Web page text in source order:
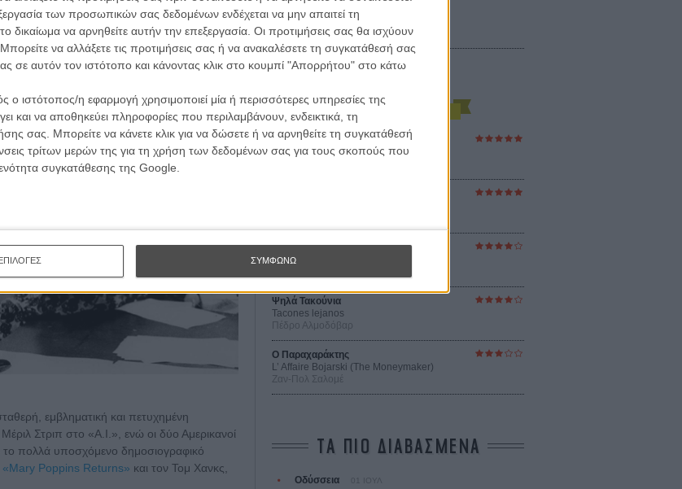
των προσωπικών σας δεδομένων ενδέχεται να μην απαιτεί τη
δικαίωμα να αρνηθείτε αυτήν την επεξεργασία. Οι προτιμήσεις σας θα ισχύουν
να αλλάξετε τις προτιμήσεις σας ή να ανακαλέσετε τη συγκατάθεσή σας
σε αυτόν τον ιστότοπο και κάνοντας κλικ στο κουμπί "Απορρήτου" στο κάτω
ο ιστότοπος/η εφαρμογή χρησιμοποιεί μία ή περισσότερες υπηρεσίες της
και να αποθηκεύει πληροφορίες που περιλαμβάνουν, ενδεικτικά, τη
σας. Μπορείτε να κάνετε κλικ για να δώσετε ή να αρνηθείτε τη συγκατάθεσή
τρίτων μερών της για τη χρήση των δεδομένων σας για τους σκοπούς που
συγκατάθεσης της Google.
ΣΥΜΦΩΝΩ
εμβληματική και πετυχημένη
Στριπ στο «A.I.», ενώ οι δύο Αμερικανοί
το πολλά υποσχόμενο δημοσιογραφικό
«Mary Poppins Returns» και τον Τομ Χανκς,
Οι Αρμονίες Βερκμάιστερ
Werckmeister Harmonies
Οδύσσεια
The Odyssey
Ψηλά Τακούνια
Tacones lejanos
Πέδρο Αλμοδόβαρ
Ο Παραχαράκτης
L’ Affaire Bojarski (The Moneymaker)
Ζαν-Πολ Σαλομέ
ΤΑ ΠΙΟ ΔΙΑΒΑΣΜΕΝΑ
Οδύσσεια